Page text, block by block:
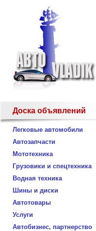
Доска объявлений
Легковые автомобили
Автозапчасти
Мототехника
Грузовики и спецтехника
Водная техника
Шины и диски
Автотовары
Услуги
Автобизнес, партнерство